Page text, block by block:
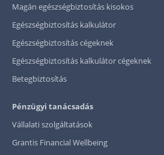
Magán egészségbiztosítás kisokos
Egészségbiztosítás kalkulátor
Egészségbiztosítás cégeknek
Egészségbiztosítás kalkulátor cégeknek
Betegbiztosítás
Pénzügyi tanácsadás
Vállalati szolgáltatások
Grantis Financial Wellbeing